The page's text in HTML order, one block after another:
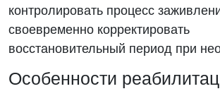
контролировать процесс
своевременно корректировать
восстановительный период при
Особенности